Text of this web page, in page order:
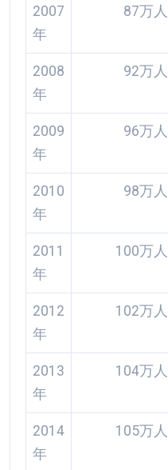
2007
年
87万人
2008
年
92万人
2009
年
96万人
2010
年
98万人
2011
年
100万人
2012
年
102万人
2013
年
104万人
2014
年
105万人